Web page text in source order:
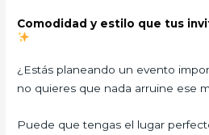
Comodidad y estilo que tus
¿Estás planeando un evento
no quieres que nada arruine ese
Puede que tengas el lugar